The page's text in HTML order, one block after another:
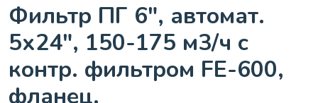
Фильтр ПГ 6", автомат.
5х24", 150-175 м3/ч с
контр. фильтром FE-600,
фланец,